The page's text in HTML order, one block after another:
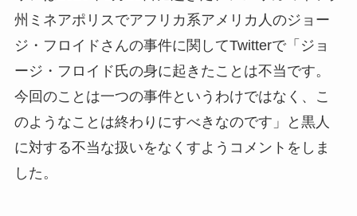
州ミネアポリスでアフリカ系アメリカ人のジョー
ジ・フロイドさんの事件に関してTwitterで「ジョ
ージ・フロイド氏の身に起きたことは不当です。
今回のことは一つの事件というわけではなく、こ
のようなことは終わりにすべきなのです」と黒人
に対する不当な扱いをなくすようコメントをしま
した。